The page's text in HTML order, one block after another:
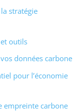
stratégie
outils
données carbone
pour l’économie
empreinte carbone